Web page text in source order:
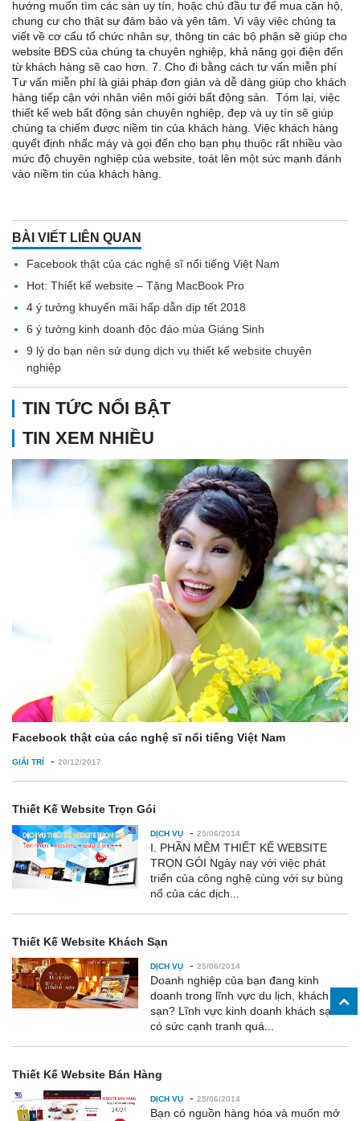
hướng muốn tìm các sàn uy tín, hoặc chủ đầu tư để mua căn hộ,
chung cư cho thật sự đảm bảo và yên tâm. Vì vậy việc chúng ta
viết về cơ cấu tổ chức nhân sự, thông tin các bộ phận sẽ giúp cho
website BĐS của chúng ta chuyên nghiệp, khả năng gọi điện đến
từ khách hàng sẽ cao hơn. 7. Cho đi bằng cách tư vấn miễn phí
Tư vấn miễn phí là giải pháp đơn giản và dễ dàng giúp cho khách
hàng tiếp cận với nhân viên môi giới bất động sản. Tóm lại, việc
thiết kế web bất động sản chuyên nghiệp, đẹp và uy tín sẽ giúp
chúng ta chiếm được niềm tin của khách hàng. Việc khách hàng
quyết định nhấc máy và gọi đến cho bạn phụ thuộc rất nhiều vào
mức độ chuyên nghiệp của website, toát lên một sức mạnh đánh
vào niềm tin của khách hàng.
BÀI VIẾT LIÊN QUAN
Facebook thật của các nghệ sĩ nổi tiếng Việt Nam
Hot: Thiết kế website – Tặng MacBook Pro
4 ý tưởng khuyến mãi hấp dẫn dịp tết 2018
6 ý tưởng kinh doanh độc đáo mùa Giáng Sinh
9 lý do bạn nên sử dụng dịch vụ thiết kế website chuyên
nghiệp
TIN TỨC NỔI BẬT
TIN XEM NHIỀU
Facebook thật của các nghệ sĩ nổi tiếng Việt Nam
GIẢI TRÍ - 20/12/2017
Thiết Kế Website Trọn Gói
DỊCH VỤ - 25/06/2014
I. PHẦN MỀM THIẾT KẾ WEBSITE
TRỌN GÓI Ngày nay với việc phát
triển của công nghệ cùng với sự bùng
nổ của các dịch...
Thiết Kế Website Khách Sạn
DỊCH VỤ - 25/06/2014
Doanh nghiệp của bạn đang kinh
doanh trong lĩnh vực du lịch, khách
sạn? Lĩnh vực kinh doanh khách sạn
có sức cạnh tranh quá...
Thiết Kế Website Bán Hàng
DỊCH VỤ - 25/06/2014
Bạn có nguồn hàng hóa và muốn mở